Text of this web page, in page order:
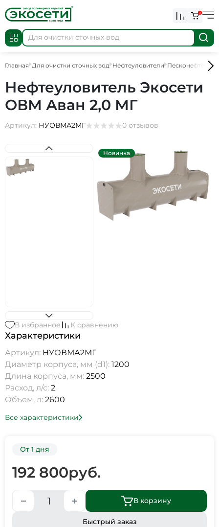
0
Главная Для очистки сточных вод Нефтеуловители
Нефтеуловитель Экосети
ОВМ Аван 2,0 МГ
Артикул: НУОВМА2МГ 0 отзывов
Новинка
В избранное К сравнению
Характеристики
Артикул: НУОВМА2МГ
Диаметр корпуса, мм (d1): 1200
Длина корпуса, мм: 2500
Расход, л/с: 2
Объем, л: 2600
Все характеристики
От 1 дня
192 800руб.
В корзину
Быстрый заказ